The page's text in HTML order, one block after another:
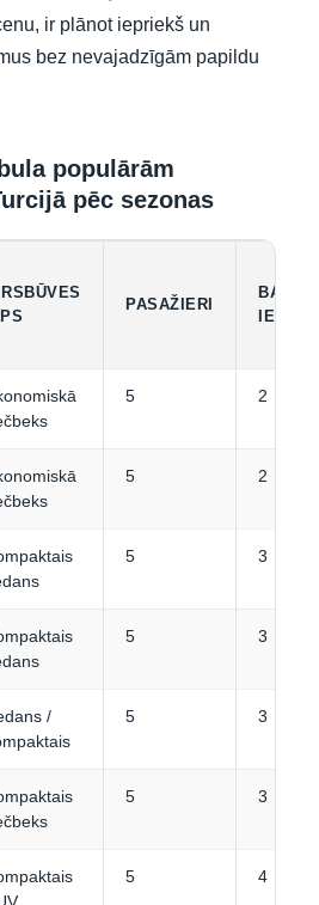
ir plānot iepriekš un
bez nevajadzīgām papildu
populārām
pēc sezonas
PASAŽIERI
5 2
5 2
5 3
5 3
/
5 3
5 3
5 4